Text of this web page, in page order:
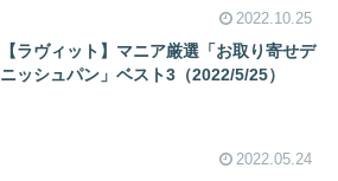
2022.10.25
【ラヴィット】マニア厳選「お取り寄せデ
ニッシュパン」ベスト3（2022/5/25）
2022.05.24